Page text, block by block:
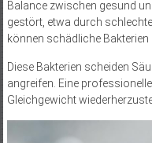
Balance zwischen gesund
gestört, etwa durch
können schädliche Bakterien
Diese Bakterien scheiden
angreifen. Eine
Gleichgewicht